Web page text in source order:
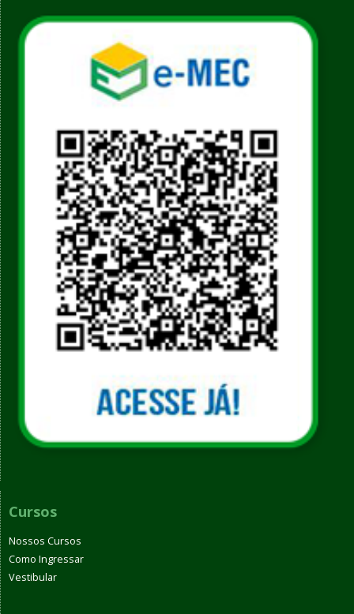
Cursos
Nossos Cursos
Como Ingressar
Vestibular